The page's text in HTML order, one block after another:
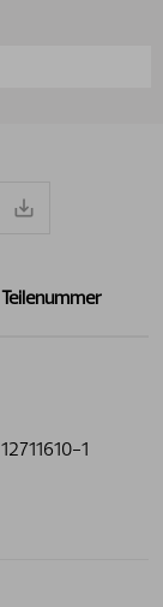
Teilenummer
12711610-1